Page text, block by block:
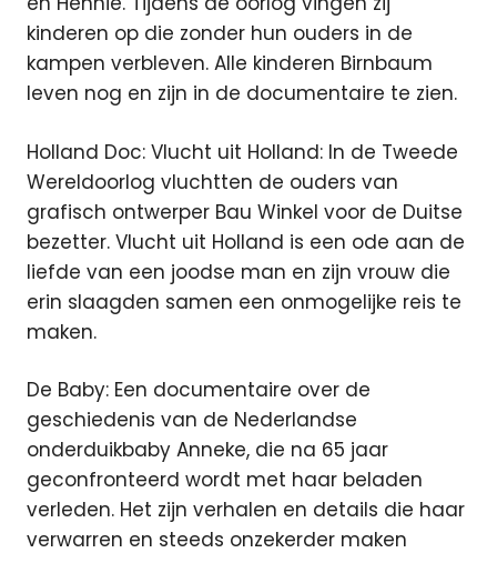
kinderen op die zonder hun ouders in de
kampen verbleven. Alle kinderen Birnbaum
leven nog en zijn in de documentaire te zien.
Holland Doc: Vlucht uit Holland: In de Tweede
Wereldoorlog vluchtten de ouders van
grafisch ontwerper Bau Winkel voor de Duitse
bezetter. Vlucht uit Holland is een ode aan de
liefde van een joodse man en zijn vrouw die
erin slaagden samen een onmogelijke reis te
maken.
De Baby: Een documentaire over de
geschiedenis van de Nederlandse
onderduikbaby Anneke, die na 65 jaar
geconfronteerd wordt met haar beladen
verleden. Het zijn verhalen en details die haar
verwarren en steeds onzekerder maken